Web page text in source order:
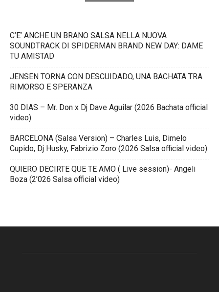
C’E’ ANCHE UN BRANO SALSA NELLA NUOVA
SOUNDTRACK DI SPIDERMAN BRAND NEW DAY: DAME
TU AMISTAD
JENSEN TORNA CON DESCUIDADO, UNA BACHATA TRA
RIMORSO E SPERANZA
30 DIAS – Mr. Don x Dj Dave Aguilar (2026 Bachata official
video)
BARCELONA (Salsa Version) – Charles Luis, Dimelo
Cupido, Dj Husky, Fabrizio Zoro (2026 Salsa official video)
QUIERO DECIRTE QUE TE AMO ( Live session)- Angeli
Boza (2’026 Salsa official video)